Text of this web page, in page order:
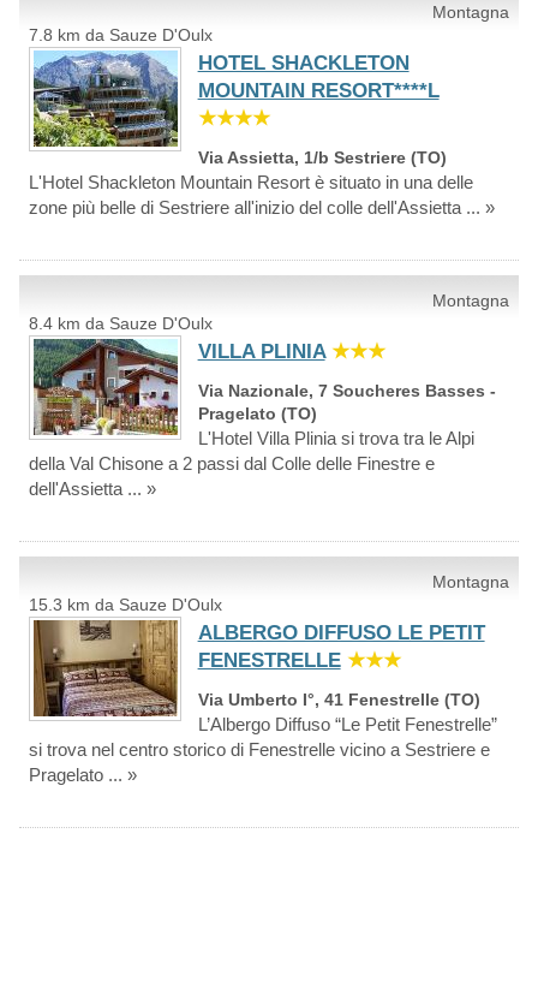
Montagna
7.8 km da Sauze D'Oulx
HOTEL SHACKLETON
MOUNTAIN RESORT****L
★★★★
Via Assietta, 1/b Sestriere (TO)
L'Hotel Shackleton Mountain Resort è situato in una delle
zone più belle di Sestriere all'inizio del colle dell'Assietta ... »
Montagna
8.4 km da Sauze D'Oulx
VILLA PLINIA ★★★
Via Nazionale, 7 Soucheres Basses -
Pragelato (TO)
L'Hotel Villa Plinia si trova tra le Alpi
della Val Chisone a 2 passi dal Colle delle Finestre e
dell'Assietta ... »
Montagna
15.3 km da Sauze D'Oulx
ALBERGO DIFFUSO LE PETIT
FENESTRELLE ★★★
Via Umberto I°, 41 Fenestrelle (TO)
L’Albergo Diffuso “Le Petit Fenestrelle”
si trova nel centro storico di Fenestrelle vicino a Sestriere e
Pragelato ... »